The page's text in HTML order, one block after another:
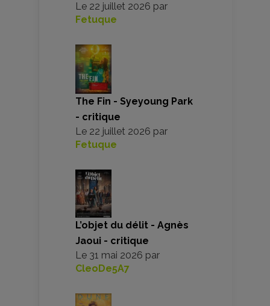
Le 22 juillet 2026 par
Fetuque
The Fin - Syeyoung Park
- critique
Le 22 juillet 2026 par
Fetuque
L’objet du délit - Agnès
Jaoui - critique
Le 31 mai 2026 par
CleoDe5A7